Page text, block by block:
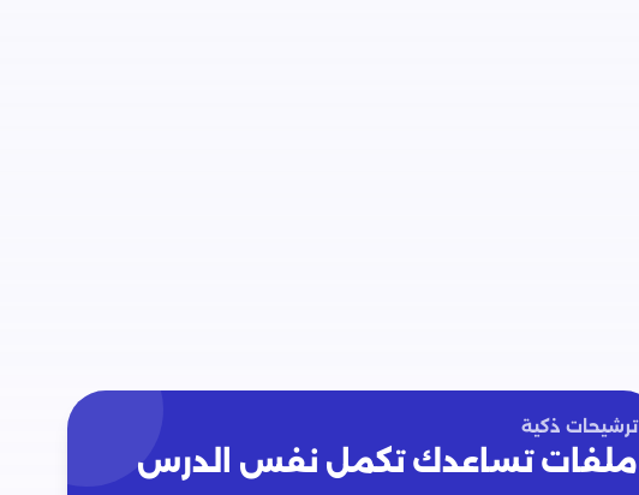
ترشيحات ذكية
ملفات تساعدك تكمل نفس الدرس